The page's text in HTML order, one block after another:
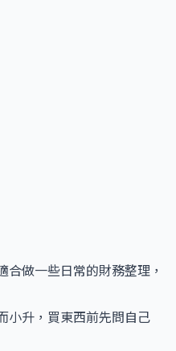
做一些日常的財務整理，
小升，買東西前先問自己